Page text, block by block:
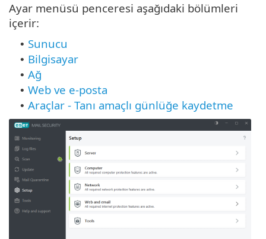
Ayar menüsü penceresi aşağıdaki bölümleri
içerir:
• Sunucu
• Bilgisayar
• Ağ
• Web ve e-posta
• Araçlar - Tanı amaçlı günlüğe kaydetme